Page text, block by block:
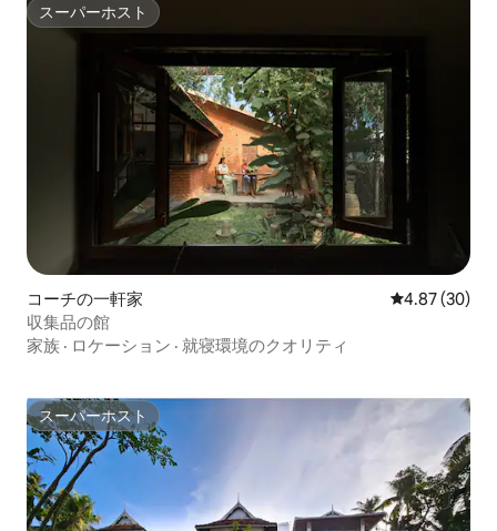
スーパーホスト
スーパーホスト
コーチの一軒家 レビュー30
4.87 (30)
収集品の館
家族 · ロケーション · 就寝環境のクオリティ
スーパーホスト
スーパーホスト